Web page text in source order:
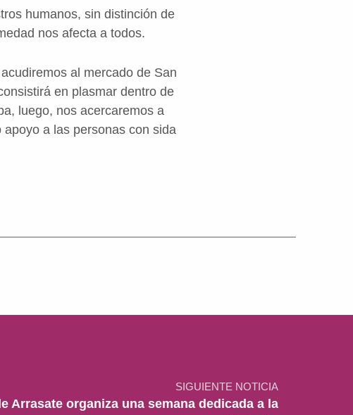
humanos, sin distinción de
nos afecta a todos.
al mercado de San
en plasmar dentro de
luego, nos acercaremos a
a las personas con sida
SIGUIENTE NOTICIA
Arrasate organiza una semana dedicada a la